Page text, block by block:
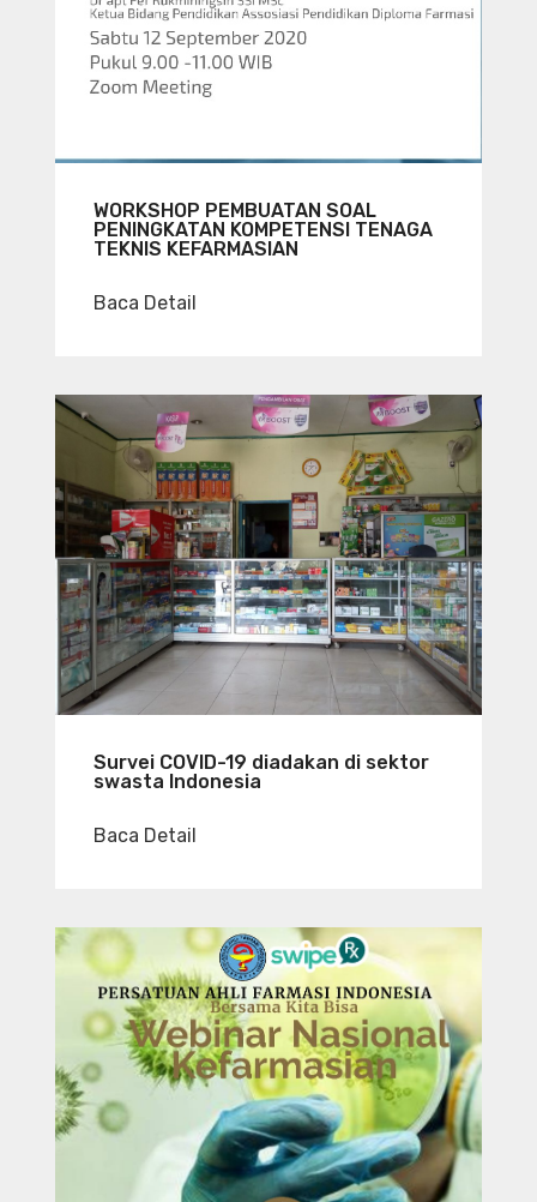
WORKSHOP PEMBUATAN SOAL
PENINGKATAN KOMPETENSI TENAGA
TEKNIS KEFARMASIAN
Baca Detail
Survei COVID-19 diadakan di sektor
swasta Indonesia
Baca Detail